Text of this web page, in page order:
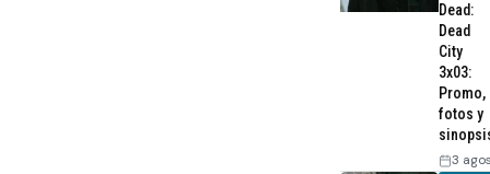
Dead:
Dead
City
3x03:
Promo,
fotos y
3